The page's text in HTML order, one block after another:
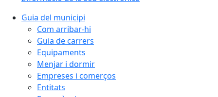
Guia del municipi
Com arribar-hi
Guia de carrers
Equipaments
Menjar i dormir
Empreses i comerços
Entitats